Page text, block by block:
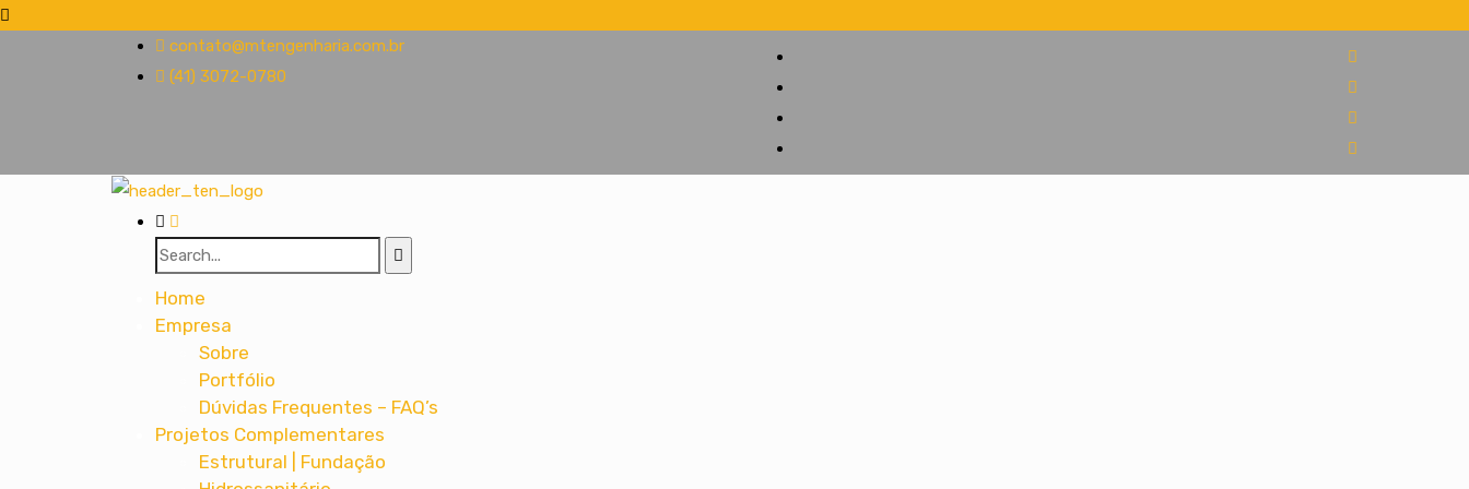
contato@mtengenharia.com.br
(41) 3072-0780
Home
Empresa
Sobre
Portfólio
Dúvidas Frequentes – FAQ’s
Projetos Complementares
Estrutural | Fundação